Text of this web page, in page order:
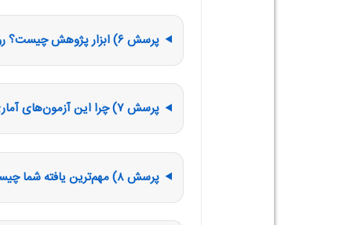
پرسش ۶) ابزار پژوهش چیست؟ روایی و پایایی چگونه بررسی شد؟
پرسش ۷) چرا این آزمون‌های آماری/روش تحلیل را انتخاب کردید؟
پرسش ۸) مهم‌ترین یافته شما چیست؟ اگر در دو جمله بگویید؟